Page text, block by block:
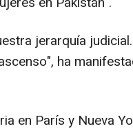
jerarquía
ha
en París y Nueva